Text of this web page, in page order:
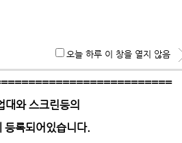
픽업 후 결정합니다.
대와 스크린등의
등록되어있습니다.
오늘 하루 이 창을 열지 않음
제목
뢰 드립니다. (1)